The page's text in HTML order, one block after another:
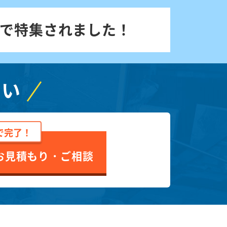
特集されました！
完了！
見積もり・ご相談